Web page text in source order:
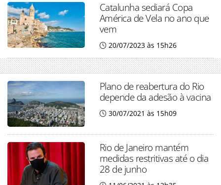
Catalunha sediará Copa
América de Vela no ano que
vem
20/07/2023 às 15h26
Plano de reabertura do Rio
depende da adesão à vacina
30/07/2021 às 15h09
Rio de Janeiro mantém
medidas restritivas até o dia
28 de junho